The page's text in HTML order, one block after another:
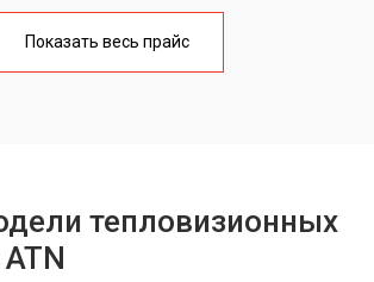
Показать весь прайс
тепловизионных